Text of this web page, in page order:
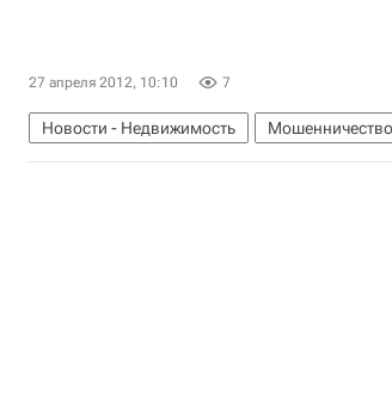
27 апреля 2012, 10:10 7
Новости - Недвижимость Мошенничество
Министерство внутренних дел РФ (МВД